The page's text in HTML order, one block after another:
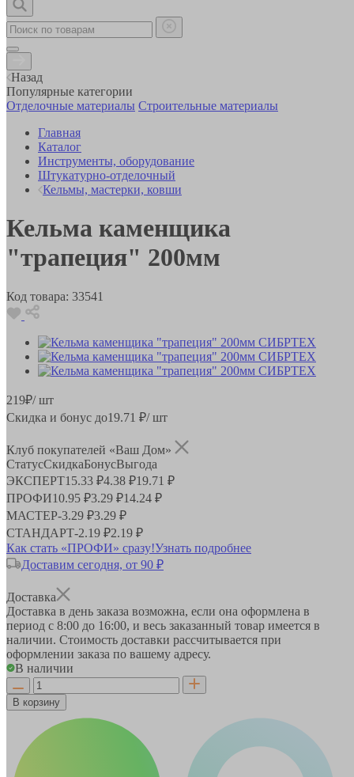
Назад
Популярные категории
Отделочные материалы Строительные материалы
Главная
Каталог
Инструменты, оборудование
Штукатурно-отделочный
Кельмы, мастерки, ковши
Кельма каменщика
"трапеция" 200мм
Код товара: 33541
219₽/ шт
Скидка и бонус до19.71 ₽/ шт
Клуб покупателей «Ваш Дом»
СтатусСкидкаБонусВыгода
ЭКСПЕРТ15.33 ₽4.38 ₽19.71 ₽
ПРОФИ10.95 ₽3.29 ₽14.24 ₽
МАСТЕР-3.29 ₽3.29 ₽
СТАНДАРТ-2.19 ₽2.19 ₽
Как стать «ПРОФИ» сразу!Узнать подробнее
Доставим сегодня, от 90 ₽
Доставка
Доставка в день заказа возможна, если она оформлена в
период с 8:00 до 16:00, и весь заказанный товар имеется в
наличии. Стоимость доставки рассчитывается при
оформлении заказа по вашему адресу.
В наличии
В корзину